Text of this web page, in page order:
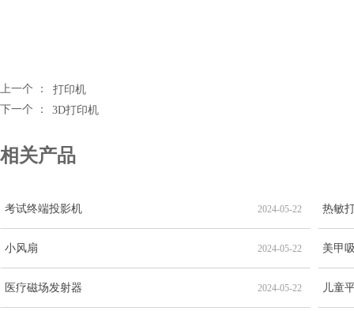
打印机
上一个 ：
3D打印机
下一个 ：
相关产品
考试终端投影机 2024-05-22 热敏
小风扇 2024-05-22 美甲
医疗磁场发射器 2024-05-22 儿童